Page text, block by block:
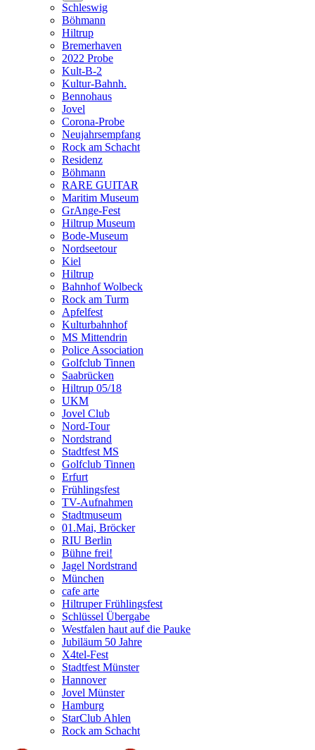
Schleswig
Böhmann
Hiltrup
Bremerhaven
2022 Probe
Kult-B-2
Kultur-Bahnh.
Bennohaus
Jovel
Corona-Probe
Neujahrsempfang
Rock am Schacht
Residenz
Böhmann
RARE GUITAR
Maritim Museum
GrAnge-Fest
Hiltrup Museum
Bode-Museum
Nordseetour
Kiel
Hiltrup
Bahnhof Wolbeck
Rock am Turm
Apfelfest
Kulturbahnhof
MS Mittendrin
Police Association
Golfclub Tinnen
Saabrücken
Hiltrup 05/18
UKM
Jovel Club
Nord-Tour
Nordstrand
Stadtfest MS
Golfclub Tinnen
Erfurt
Frühlingsfest
TV-Aufnahmen
Stadtmuseum
01.Mai, Bröcker
RIU Berlin
Bühne frei!
Jagel Nordstrand
München
cafe arte
Hiltruper Frühlingsfest
Schlüssel Übergabe
Westfalen haut auf die Pauke
Jubiläum 50 Jahre
X4tel-Fest
Stadtfest Münster
Hannover
Jovel Münster
Hamburg
StarClub Ahlen
Rock am Schacht